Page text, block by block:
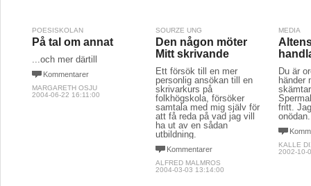
POESISKOLAN
På tal om annat
...och mer därtill
Kommentarer
MARGARETH OSJU
2004-06-22 16:11:00
SOURZE UNG
Den någon möter
Mitt skrivande
Ett försök till en mer
personlig ansökan till en
skrivarkurs på
folkhögskola, försöker
samtala med mig själv för
att få reda på vad jag vill
ha ut av en sådan
utbildning.
Kommentarer
ALFRED MALMROS
2004-03-03 13:14:00
MEDIA
Du är
händer
fritt.
onödan.
KALLE
2002-10-